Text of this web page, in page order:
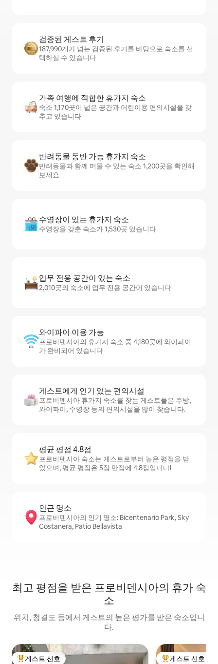
검증된 게스트 후기
187,990개가 넘는 검증된 후기를 바탕으로 숙소를 선
택하실 수 있습니다
가족 여행에 적합한 휴가지 숙소
숙소 1,170곳이 넓은 공간과 어린이용 편의시설을 갖
추고 있습니다
반려동물 동반 가능 휴가지 숙소
반려동물과 함께 머물 수 있는 숙소 1,200곳을 확인해
보세요
수영장이 있는 휴가지 숙소
수영장을 갖춘 숙소가 1,530곳 있습니다
업무 전용 공간이 있는 숙소
2,010곳의 숙소에 업무 전용 공간이 있습니다
와이파이 이용 가능
프로비덴시아의 휴가지 숙소 중 4,180곳에 와이파이
가 완비되어 있습니다
게스트에게 인기 있는 편의시설
프로비덴시아 휴가지 숙소를 찾는 게스트들은 주방,
와이파이, 수영장 등의 편의시설을 많이 찾습니다.
평균 평점 4.8점
프로비덴시아 숙소는 게스트로부터 높은 평점을 받
았으며, 평균 평점은 5점 만점에 4.8점입니다!
인근 명소
프로비덴시아의 인기 명소: Bicentenario Park, Sky
Costanera, Patio Bellavista
최고 평점을 받은 프로비덴시아의 휴가 숙
소
위치, 청결도 등에서 게스트의 높은 평가를 받은 숙소입니
다.
게스트 선호 게스트 선호